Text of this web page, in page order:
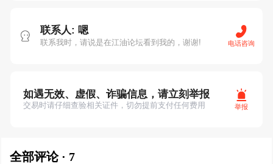
联系人: 嗯
联系我时，请说是在江油论坛看到我的，谢谢! 电话咨询
如遇无效、虚假、诈骗信息，请立刻举报
交易时请仔细查验相关证件，切勿提前支付任何费用 举报
全部评论 · 7